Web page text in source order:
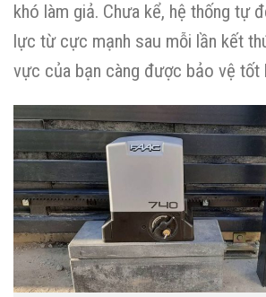
khó làm giả. Chưa kể, hệ thống tự
lực từ cực mạnh sau mỗi lần kết
vực của bạn càng được bảo vệ tốt